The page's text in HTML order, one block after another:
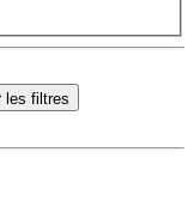
les filtres